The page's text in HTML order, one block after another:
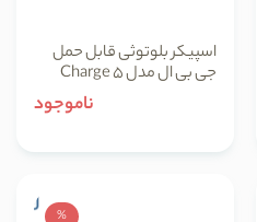
اسپیکر بلوتوثی قابل حمل
جی بی ال مدل Charge 5
ناموجود
%